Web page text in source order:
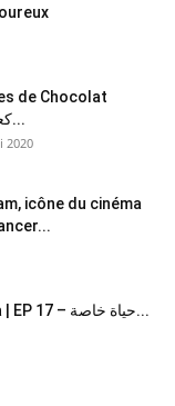
de Chocolat
Pralinées – كعابر الشكلاطة...
2020
icône du cinéma
En vidéo : Hayet Khassa | EP 17 – حياة خاصة...